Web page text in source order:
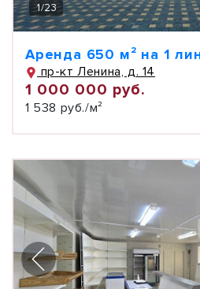
1/23
Аренда 650 м² на 1
пр-кт Ленина, д. 14
1 000 000 руб.
1 538 руб./м²